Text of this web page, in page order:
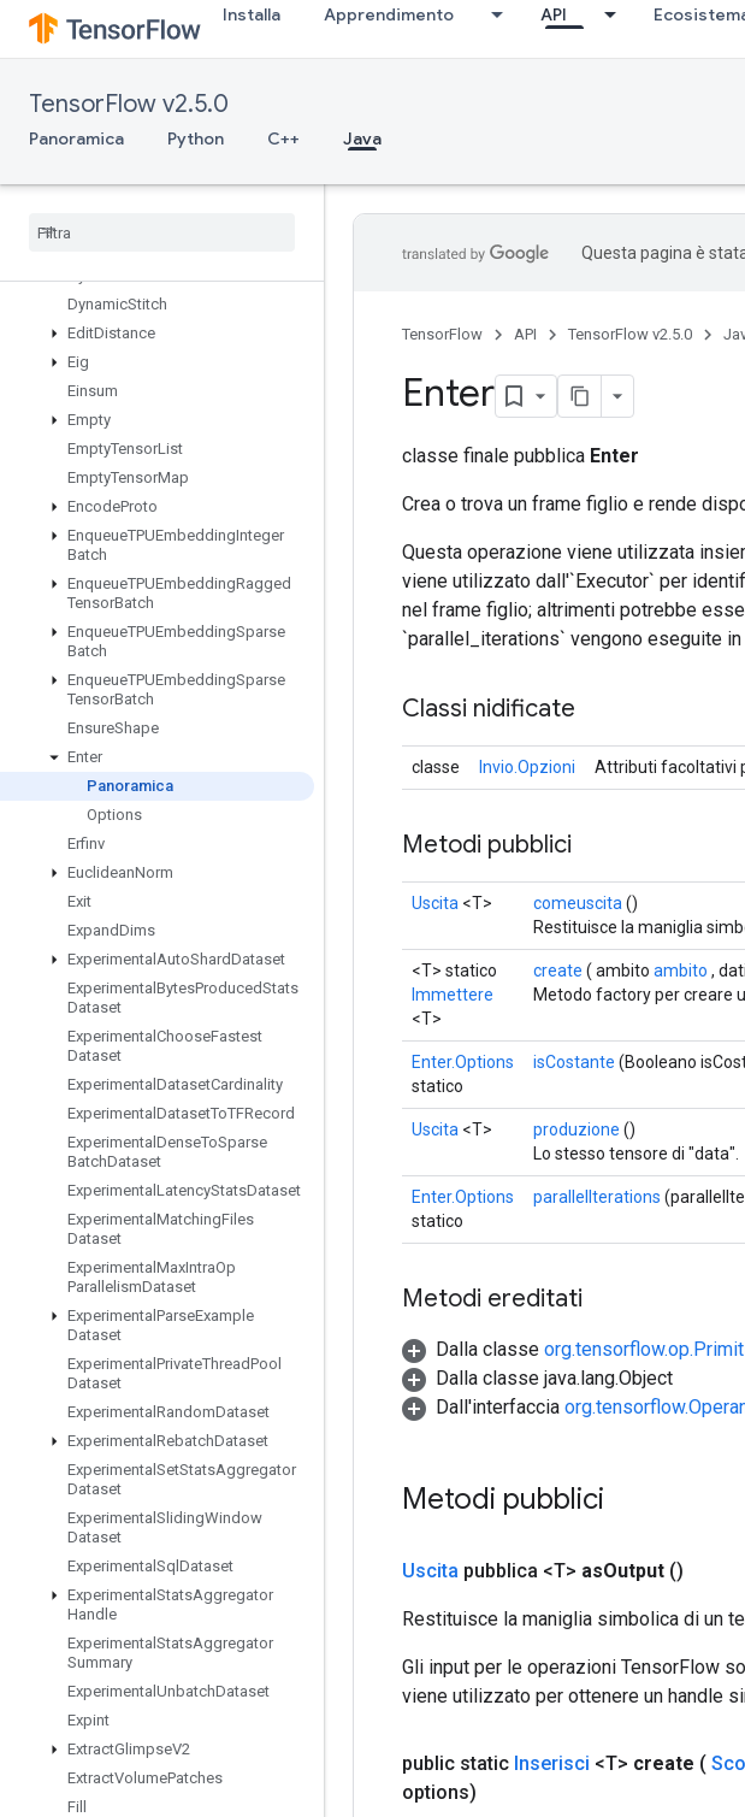
Installa Apprendimento API
TensorFlow v2.5.0
Panoramica Python C++ Java
DenseToCSRSparseMatrix
DestroyResourceOp
DeviceIndex
DirectedInterleaveDataset
DummyIterationCounter
DynamicStitch
EditDistance
Eig
Einsum
Empty
EmptyTensorList
EmptyTensorMap
EncodeProto
EnqueueTPUEmbeddingInteger
Batch
EnqueueTPUEmbeddingRagged
TensorBatch
EnqueueTPUEmbeddingSparse
Batch
EnqueueTPUEmbeddingSparse
TensorBatch
EnsureShape
Enter
Panoramica
Options
Erfinv
EuclideanNorm
Exit
ExpandDims
Experimental AutoShardDataset
Experimental BytesProducedStats
Dataset
Experimental ChooseFastest
Dataset
Experimental DatasetCardinality
Experimental DatasetToTFRecord
Experimental DenseToSparse
BatchDataset
Experimental LatencyStatsDataset
Experimental MatchingFiles
Dataset
Experimental MaxIntraOp
ParallelismDataset
Experimental ParseExample
Dataset
Experimental PrivateThreadPool
Dataset
Experimental RandomDataset
Experimental RebatchDataset
Experimental SetStatsAggregator
Dataset
Experimental SlidingWindow
Dataset
Experimental Sql Dataset
Experimental StatsAggregator
Handle
Experimental StatsAggregator
Summary
Experimental UnbatchDataset
Expint
ExtractGlimpseV2
ExtractVolumePatches
Fill
Questa pagina è
TensorFlow API TensorFlow v2.5.0
Enter
classe finale pubblica Enter
Crea o trova un frame figlio e rende
Questa operazione viene utilizzata
viene utilizzato dall'`Executor` per
nel frame figlio; altrimenti potrebbe
`parallel_iterations` vengono eseguite
Classi nidificate
classe Invio.Opzioni Attributi facoltativi
Metodi pubblici
Uscita <T> comeuscita ()
Restituisce la maniglia
<T> statico
Immettere
<T>
create ( ambito ambito , dati
Metodo factory per creare
Enter.Options
statico
isCostante (Booleano
Uscita <T> produzione ()
Lo stesso tensore di "data".
Enter.Options
statico
parallelIterations
Metodi ereditati
Dalla classe
Dalla classe java.lang.Object
Dall'interfaccia
Metodi pubblici
Uscita pubblica <T> asOutput ()
Restituisce la maniglia simbolica di un
Gli input per le operazioni TensorFlow
viene utilizzato per ottenere un handle
public static Inserisci <T> create (
options)